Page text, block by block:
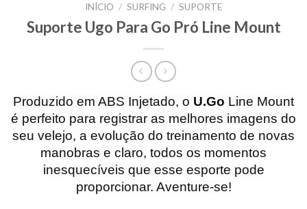
INÍCIO / SURFING / SUPORTE
Suporte Ugo Para Go Pró Line Mount
Produzido em ABS Injetado, o U.Go Line Mount
é perfeito para registrar as melhores imagens do
seu velejo, a evolução do treinamento de novas
manobras e claro, todos os momentos
inesquecíveis que esse esporte pode
proporcionar. Aventure-se!